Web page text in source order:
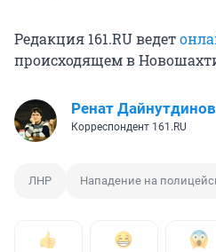
Редакция 161.RU ведет
происходящем в
Ренат Дайнутдинов
Корреспондент 161.RU
ЛНР Нападение на